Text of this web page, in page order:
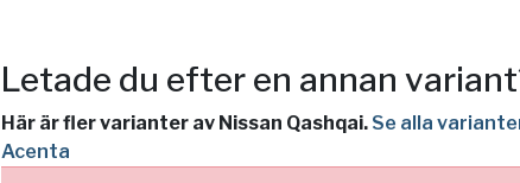
Letade du efter en annan
Här är fler varianter av Nissan Qashqai. Se alla
Acenta